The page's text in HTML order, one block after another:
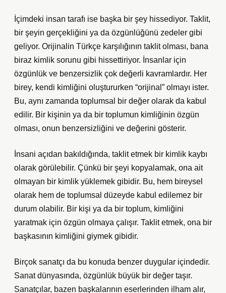
İçimdeki insan tarafı ise başka bir şey hissediyor. Taklit,
bir şeyin gerçekliğini ya da özgünlüğünü zedeler gibi
geliyor. Orijinalin Türkçe karşılığının taklit olması, bana
biraz kimlik sorunu gibi hissettiriyor. İnsanlar için
özgünlük ve benzersizlik çok değerli kavramlardır. Her
birey, kendi kimliğini oluştururken “orijinal” olmayı ister.
Bu, aynı zamanda toplumsal bir değer olarak da kabul
edilir. Bir kişinin ya da bir toplumun kimliğinin özgün
olması, onun benzersizliğini ve değerini gösterir.
İnsani açıdan bakıldığında, taklit etmek bir kimlik kaybı
olarak görülebilir. Çünkü bir şeyi kopyalamak, ona ait
olmayan bir kimlik yüklemek gibidir. Bu, hem bireysel
olarak hem de toplumsal düzeyde kabul edilemez bir
durum olabilir. Bir kişi ya da bir toplum, kimliğini
yaratmak için özgün olmaya çalışır. Taklit etmek, ona bir
başkasının kimliğini giymek gibidir.
Birçok sanatçı da bu konuda benzer duygular içindedir.
Sanat dünyasında, özgünlük büyük bir değer taşır.
Sanatçılar, bazen başkalarının eserlerinden ilham alır,